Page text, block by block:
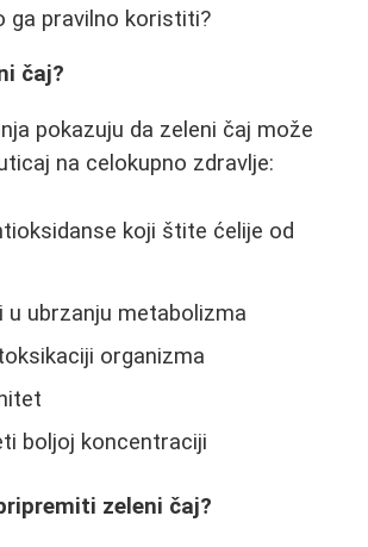
ga pravilno koristiti?
čaj?
pokazuju da zeleni čaj može
na celokupno zdravlje:
koji štite ćelije od
u ubrzanju metabolizma
organizma
boljoj koncentraciji
zeleni čaj?